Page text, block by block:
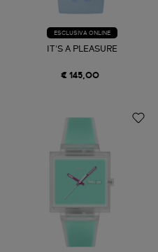
ESCLUSIVA ONLINE
IT'S A PLEASURE
€ 145,00